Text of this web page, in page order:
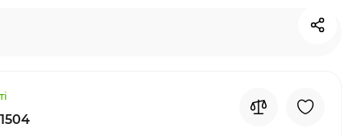
1504